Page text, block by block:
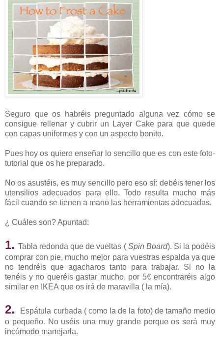
Seguro que os habréis preguntado alguna vez cómo se
consigue rellenar y cubrir un Layer Cake para que quede
con capas uniformes y con un aspecto bonito.
Pues hoy os quiero enseñar lo sencillo que es con este foto-
tutorial que os he preparado.
No os asustéis, es muy sencillo pero eso sí: debéis tener los
utensilios adecuados para ello. Todo resulta mucho más
fácil cuando se tienen a mano las herramientas adecuadas.
¿ Cuáles son? Apuntad:
1.Tabla redonda que de vueltas ( Spin Board). Si la podéis
comprar con pie, mucho mejor para vuestras espalda ya que
no tendréis que agacharos tanto para trabajar. Si no la
tenéis y no queréis gastar mucho, por 5€ encontraréis algo
similar en IKEA que os irá de maravilla ( la mía).
2.
Espátula curbada ( como la de la foto) de tamaño medio
o pequeño. No uséis una muy grande porque os será muy
incómodo manejarla.